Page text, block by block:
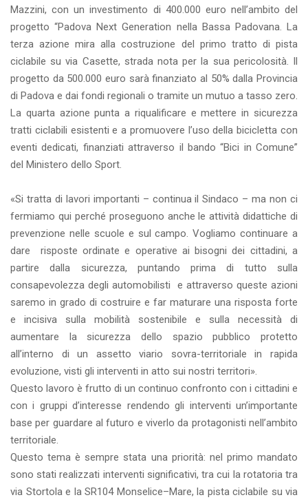
Mazzini, con un investimento di 400.000 euro nell’ambito del
progetto “Padova Next Generation nella Bassa Padovana. La
terza azione mira alla costruzione del primo tratto di pista
ciclabile su via Casette, strada nota per la sua pericolosità. Il
progetto da 500.000 euro sarà finanziato al 50% dalla Provincia
di Padova e dai fondi regionali o tramite un mutuo a tasso zero.
La quarta azione punta a riqualificare e mettere in sicurezza
tratti ciclabili esistenti e a promuovere l’uso della bicicletta con
eventi dedicati, finanziati attraverso il bando “Bici in Comune”
del Ministero dello Sport.
«Si tratta di lavori importanti – continua il Sindaco – ma non ci
fermiamo qui perché proseguono anche le attività didattiche di
prevenzione nelle scuole e sul campo. Vogliamo continuare a
dare risposte ordinate e operative ai bisogni dei cittadini, a
partire dalla sicurezza, puntando prima di tutto sulla
consapevolezza degli automobilisti e attraverso queste azioni
saremo in grado di costruire e far maturare una risposta forte
e incisiva sulla mobilità sostenibile e sulla necessità di
aumentare la sicurezza dello spazio pubblico protetto
all’interno di un assetto viario sovra-territoriale in rapida
evoluzione, visti gli interventi in atto sui nostri territori».
Questo lavoro è frutto di un continuo confronto con i cittadini e
con i gruppi d’interesse rendendo gli interventi un’importante
base per guardare al futuro e viverlo da protagonisti nell’ambito
territoriale.
Questo tema è sempre stata una priorità: nel primo mandato
sono stati realizzati interventi significativi, tra cui la rotatoria tra
via Stortola e la SR104 Monselice–Mare, la pista ciclabile su via